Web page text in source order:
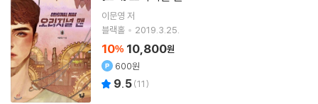
이문영 저
블랙홀
2019.3.25.
10% 10,800원
600원
9.5(11)